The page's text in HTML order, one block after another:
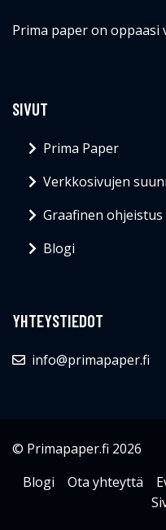
Prima paper on
SIVUT
Prima Paper
Verkkosivujen
Graafinen ohjeistus
Blogi
YHTEYSTIEDOT
info@primapaper.fi
© Primapaper.fi 2026
Blogi
Ota yhteyttä